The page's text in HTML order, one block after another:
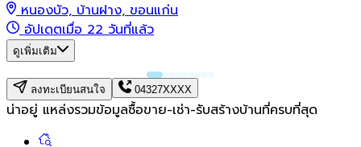
หนองบัว, บ้านฝาง, ขอนแก่น
อัปเดตเมื่อ 22 วันที่แล้ว
ดูเพิ่มเติม
ลงทะเบียนสนใจ 04327XXXX
น่าอยู่ แหล่งรวมข้อมูลซื้อขาย-เช่า-รับสร้างบ้านที่ครบที่สุด